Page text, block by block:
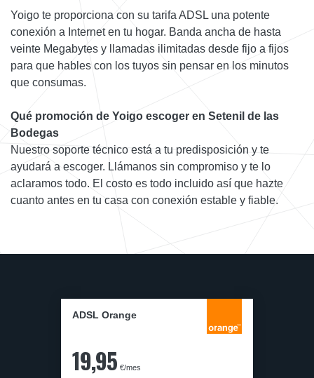
Yoigo te proporciona con su tarifa ADSL una potente
conexión a Internet en tu hogar. Banda ancha de hasta
veinte Megabytes y llamadas ilimitadas desde fijo a fijos
para que hables con los tuyos sin pensar en los minutos
que consumas.
Qué promoción de Yoigo escoger en Setenil de las
Bodegas
Nuestro soporte técnico está a tu predisposición y te
ayudará a escoger. Llámanos sin compromiso y te lo
aclaramos todo. El costo es todo incluido así que hazte
cuanto antes en tu casa con conexión estable y fiable.
ADSL Orange
19,95 €/mes